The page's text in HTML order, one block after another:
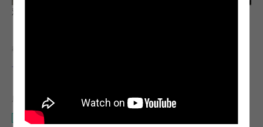
观察与学习
教师
卡伦-弗里斯曼
所需设备
整个工作室